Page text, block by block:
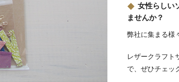
女性らしい
ませんか？
弊社に集まる様
レザークラフト
で、ぜひチェッ